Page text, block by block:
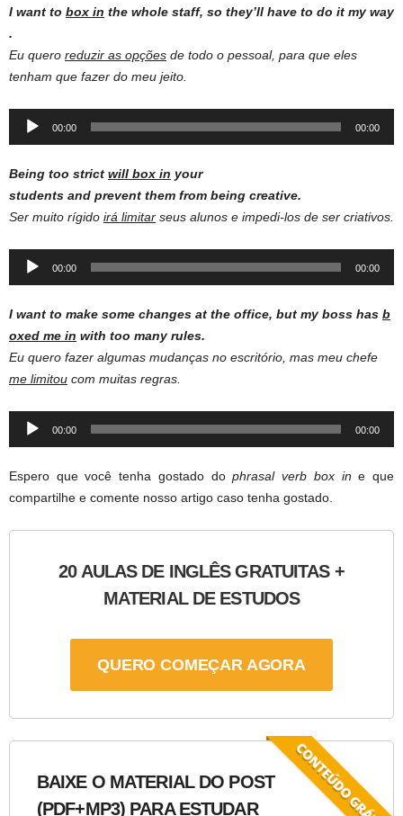
I want to box in the whole staff, so they’ll have to do it my way
.
Eu quero reduzir as opções de todo o pessoal, para que eles
tenham que fazer do meu jeito.
Audio
00:00 00:00
Being too strict will box in your
students and prevent them from being creative.
Ser muito rígido irá limitar seus alunos e impedi-los de ser criativos.
Audio
00:00 00:00
I want to make some changes at the office, but my boss has b
oxed me in with too many rules.
Eu quero fazer algumas mudanças no escritório, mas meu chefe
me limitou com muitas regras.
Audio
00:00 00:00
Espero que você tenha gostado dophrasal verb box ine que
compartilhe e comente nosso artigo caso tenha gostado.
20 AULAS DE INGLÊS GRATUITAS +
MATERIAL DE ESTUDOS
QUERO COMEÇAR AGORA
BAIXE O MATERIAL DO POST
(PDF+MP3) PARA ESTUDAR